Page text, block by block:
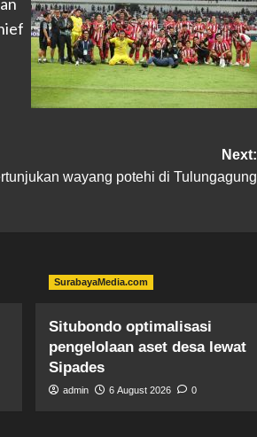
Next:
wayang potehi di Tulungagung
SurabayaMedia.com
Situbondo optimalisasi
pengelolaan aset desa lewat
Sipades
admin 6 August 2026 0